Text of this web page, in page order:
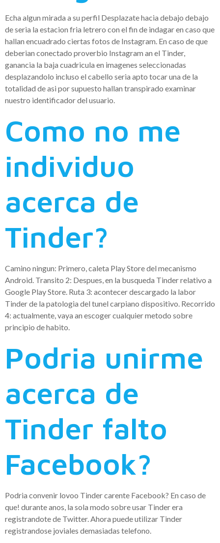
Echa algun mirada a su perfil Desplazate hacia debajo debajo
de seri­a la estacion fria letrero con el fin de indagar en caso que
hallan encuadrado ciertas fotos de Instagram. En caso de que
deberian conectado proverbio Instagram an el Tinder,
ganancia la baja cuadricula en imagenes seleccionadas
desplazandolo incluso el cabello seri­a apto tocar una de la
totalidad de asi­ por supuesto hallan transpirado examinar
nuestro identificador del usuario.
Como no me
individuo
acerca de
Tinder?
Camino ningun: Primero, caleta Play Store del mecanismo
Android. Transito 2: Despues, en la busqueda Tinder relativo a
Google Play Store. Ruta 3: acontecer descargado la labor
Tinder de la patologi­a del tunel carpiano dispositivo. Recorrido
4: actualmente, vaya an escoger cualquier metodo sobre
principio de habito.
Podria unirme
acerca de
Tinder falto
Facebook?
Podria convenir lovoo Tinder carente Facebook? En caso de
que! durante anos, la sola modo sobre usar Tinder era
registrandote de Twitter. Ahora puede utilizar Tinder
registrandose joviales demasiadas telefono.